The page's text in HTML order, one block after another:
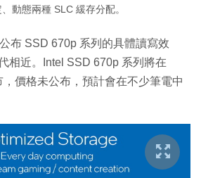
動態兩種 SLC 緩存分配。
布 SSD 670p 系列的具體讀寫效
相近。Intel SSD 670p 系列將在
價格未公布，預計會在不少筆電中